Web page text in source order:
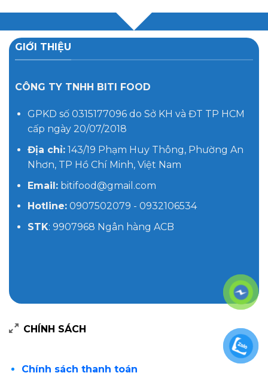
GIỚI THIỆU
CÔNG TY TNHH BITI FOOD
GPKD số 0315177096 do Sở KH và ĐT TP HCM
cấp ngày 20/07/2018
Địa chỉ:143/19 Phạm Huy Thông, Phường An
Nhơn, TP Hồ Chí Minh, Việt Nam
Email:bitifood@gmail.com
Hotline:0907502079 - 0932106534
STK: 9907968 Ngân hàng ACB
CHÍNH SÁCH
Chính sách thanh toán